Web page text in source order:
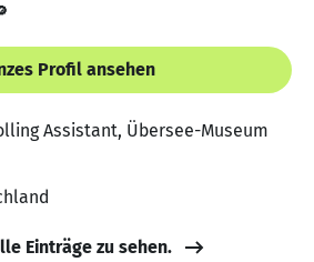
Profil ansehen
Assistant, Übersee-Museum
Einträge zu sehen.